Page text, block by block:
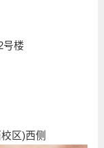
号楼
区)西侧